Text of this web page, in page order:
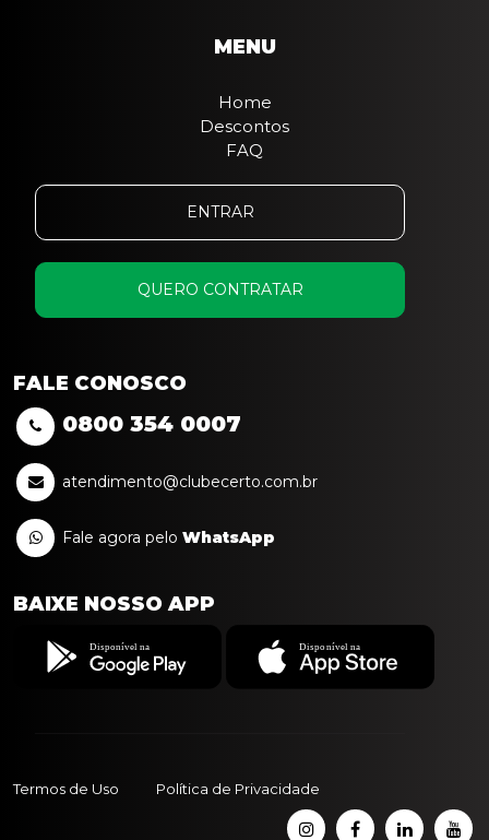
MENU
Home
Descontos
FAQ
ENTRAR
QUERO CONTRATAR
FALE CONOSCO
0800 354 0007
atendimento@clubecerto.com.br
Fale agora pelo WhatsApp
BAIXE NOSSO APP
Termos de Uso Política de Privacidade